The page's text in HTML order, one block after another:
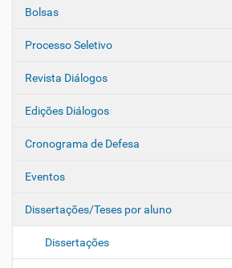
Bolsas
Processo Seletivo
Revista Diálogos
Edições Diálogos
Cronograma de Defesa
Eventos
Dissertações/Teses por aluno
Dissertações